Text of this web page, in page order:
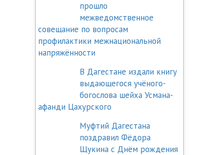
прошло
межведомственное
совещание по вопросам
профилактики межнациональной
напряжённости
В Дагестане издали книгу
выдающегося учёного-
богослова шейха Усмана-
афанди Цахурского
Муфтий Дагестана
поздравил Фёдора
Щукина с Днём рождения